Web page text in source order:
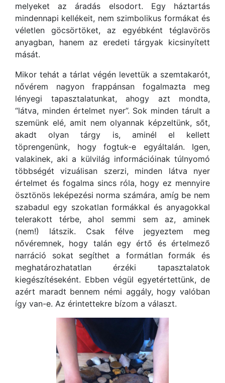
melyeket az áradás elsodort. Egy háztartás
mindennapi kellékeit, nem szimbolikus formákat és
véletlen göcsörtöket, az egyébként téglavörös
anyagban, hanem az eredeti tárgyak kicsinyített
mását.
Mikor tehát a tárlat végén levettük a szemtakarót,
nővérem nagyon frappánsan fogalmazta meg
lényegi tapasztalatunkat, ahogy azt mondta,
“látva, minden értelmet nyer”. Sok minden tárult a
szemünk elé, amit nem olyannak képzeltünk, sőt,
akadt olyan tárgy is, aminél el kellett
töprengenünk, hogy fogtuk-e egyáltalán. Igen,
valakinek, aki a külvilág információinak túlnyomó
többségét vizuálisan szerzi, minden látva nyer
értelmet és fogalma sincs róla, hogy ez mennyire
ösztönös leképezési norma számára, amíg be nem
szabadul egy szokatlan formákkal és anyagokkal
telerakott térbe, ahol semmi sem az, aminek
(nem!) látszik. Csak félve jegyeztem meg
nővéremnek, hogy talán egy értő és értelmező
narráció sokat segíthet a formátlan formák és
meghatározhatatlan érzéki tapasztalatok
kiegészítéseként. Ebben végül egyetértettünk, de
azért maradt bennem némi aggály, hogy valóban
így van-e. Az érintettekre bízom a választ.